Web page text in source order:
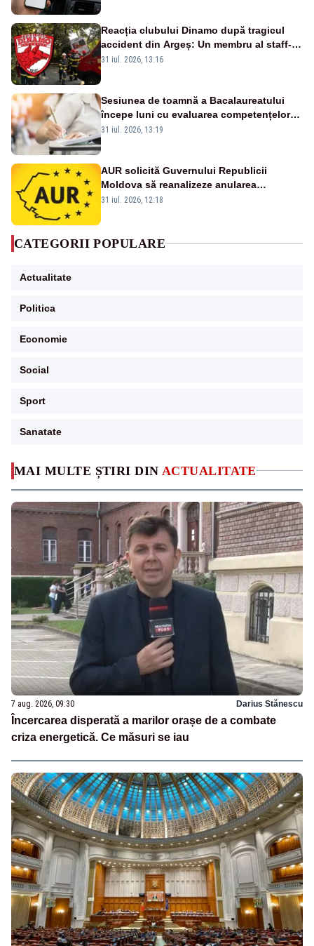
MAI MULTE ȘTIRI DIN ACTUALITATE
7 aug. 2026, 09:30 Darius Stănescu
Încercarea disperată a marilor orașe de a combate
criza energetică. Ce măsuri se iau
Reacția clubului Dinamo după tragicul
accident din Argeș: Un membru al staff-
ului medical a murit, antrenorul Adrian
31 iul. 2026, 13:16
Sesiunea de toamnă a Bacalaureatului
începe luni cu evaluarea competențelor
orale la Limba română
31 iul. 2026, 13:19
AUR solicită Guvernului Republicii
Moldova să reanalizeze anularea
concertului de Ziua Limbii Române
31 iul. 2026, 12:18
CATEGORII POPULARE
Actualitate
Politica
Economie
Social
Sport
Sanatate